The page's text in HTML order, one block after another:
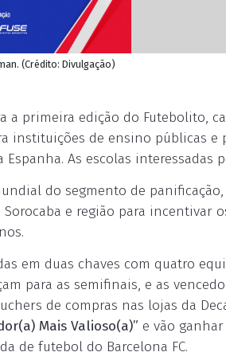
(Crédito: Divulgação)
a primeira edição do Futebolito,
instituições de ensino públicas
As escolas interessadas
do segmento de
e região para
em duas chaves com quatro
para as semifinais, e as
de compras nas lojas da
Mais Valioso(a)” e vão
de futebol do Barcelona FC.